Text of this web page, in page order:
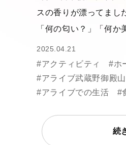
スの香りが漂ってまし
「何の匂い？」「何
2025.04.21
#アクティビティ #ホ
#アライブ武蔵野御殿山
#アライブでの生活
#
続